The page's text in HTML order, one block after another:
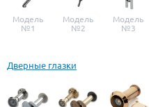
Модель
№1
Модель
№2
Модель
№3
Дверные глазки